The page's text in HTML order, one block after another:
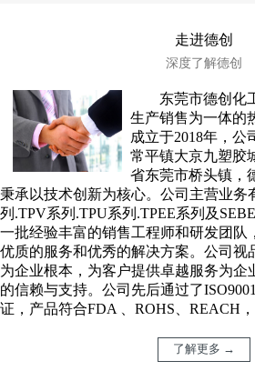
走进德创
深度了解德创
东莞市德创化
生产销售为一体的
成立于2018年，公
常平镇大京九塑胶
省东莞市桥头镇，
秉承以技术创新为核心。公司主营业务
列.TPV系列.TPU系列.TPEE系列及
一批经验丰富的销售工程师和研发团队
优质的服务和优秀的解决方案。公司视
为企业根本，为客户提供卓越服务为企
的信赖与支持。公司先后通过了
证，产品符合FDA 、ROHS、REACH
了解更多 →